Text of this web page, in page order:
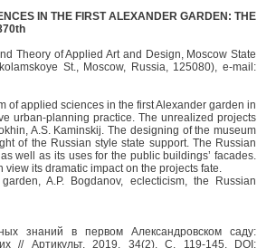
IN THE FIRST ALEXANDER GARDEN: THE
Theory of Applied Art and Design, Moscow State
St., Moscow, Russia, 125080), e-mail:
of applied sciences in the first Alexander garden in
urban-planning practice. The unrealized projects
A.S. Kaminskij. The designing of the museum
of the Russian style state support. The Russian
well as its uses for the public buildings’ facades.
its dramatic impact on the projects fate.
A.P. Bogdanov, eclecticism, the Russian
знаний в первом Александровском саду:
// Артикульт. 2019. 34(2). С. 119-145. DOI: